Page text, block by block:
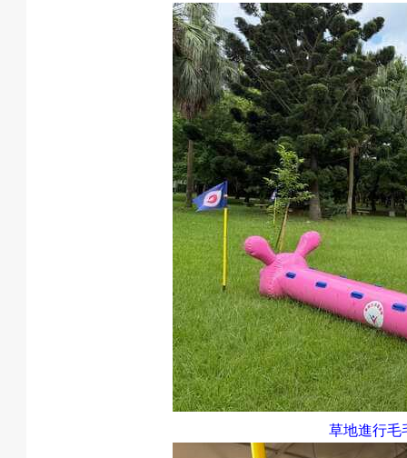
草地進行毛